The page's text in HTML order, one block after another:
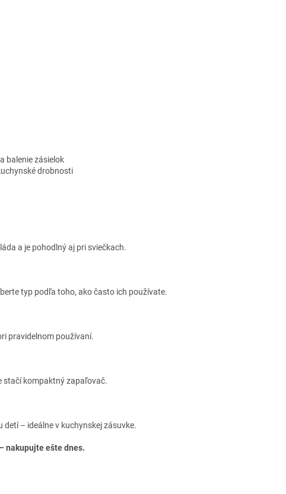
balenie zásielok
drobnosti
a je pohodlný aj pri sviečkach.
typ podľa toho, ako často ich používate.
pravidelnom používaní.
stačí kompaktný zapaľovač.
– ideálne v kuchynskej zásuvke.
nakupujte ešte dnes.